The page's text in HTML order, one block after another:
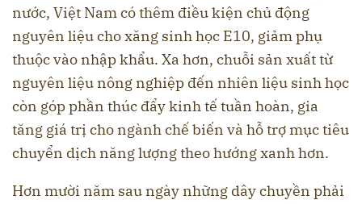
nước, Việt Nam có thêm điều kiện chủ động
nguyên liệu cho xăng sinh học E10, giảm phụ
thuộc vào nhập khẩu. Xa hơn, chuỗi sản xuất từ
nguyên liệu nông nghiệp đến nhiên liệu sinh học
còn góp phần thúc đẩy kinh tế tuần hoàn, gia
tăng giá trị cho ngành chế biến và hỗ trợ mục tiêu
chuyển dịch năng lượng theo hướng xanh hơn.
Hơn mười năm sau ngày những dây chuyền phải